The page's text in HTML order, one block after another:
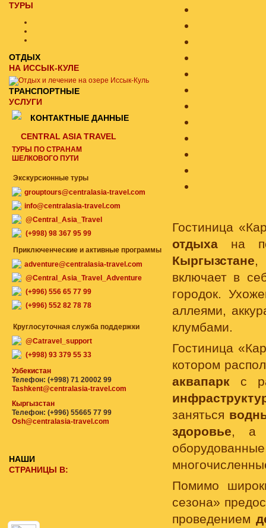
Гостиница
отдыха на
Кыргызстане,
включает в
городок.
аллеями,
клумбами.
Гостиница
котором
аквапарк с
заняться
здоровье, а
Помимо
сезона»
проведением
ТУРЫ
ОТДЫХ
НА ИССЫК-КУЛЕ
ТРАНСПОРТНЫЕ
УСЛУГИ
КОНТАКТНЫЕ ДАННЫЕ
CENTRAL ASIA TRAVEL
ТУРЫ ПО СТРАНАМ
ШЕЛКОВОГО ПУТИ
Экскурсионные туры
grouptours@centralasia-travel.com
info@centralasia-travel.com
@Central_Asia_Travel
(+998) 98 367 95 99
Приключенческие и активные программы
adventure@centralasia-travel.com
@Central_Asia_Travel_Adventure
(+996) 556 65 77 99
(+996) 552 82 78 78
Круглосуточная служба поддержки
@Catravel_support
(+998) 93 379 55 33
Узбекистан
Телефон: (+998) 71 20002 99
Tashkent@centralasia-travel.com
Кыргызстан
Телефон: (+996) 55665 77 99
Osh@centralasia-travel.com
НАШИ
СТРАНИЦЫ В: